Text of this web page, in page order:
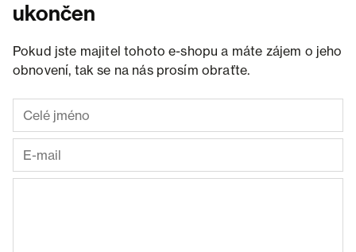
ukončen
Pokud jste majitel tohoto e-shopu a máte zájem o jeho
obnovení, tak se na nás prosím obraťte.